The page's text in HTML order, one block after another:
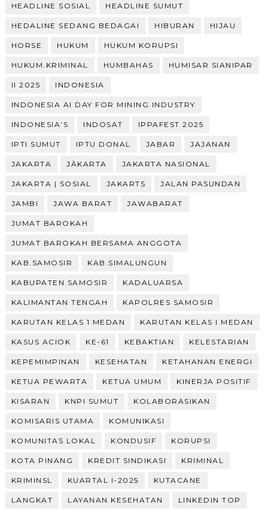
HEADLINE SOSIAL HEADLINE SUMUT
HEDALINE SEDANG BEDAGAI HIBURAN HIJAU
HORSE HUKUM HUKUM KORUPSI
HUKUM.KRIMINAL HUMBAHAS HUMISAR SIANIPAR
II 2025 INDONESIA
INDONESIA AI DAY FOR MINING INDUSTRY
INDONESIA’S INDOSAT IPPAFEST 2025
IPTI SUMUT IPTU DONAL JABAR JAJANAN
JAKARTA JÀKARTA JAKARTA NASIONAL
JAKARTA | SOSIAL JAKARTS JALAN PASUNDAN
JAMBI JAWA BARAT JAWABARAT
JUMAT BAROKAH
JUMAT BAROKAH BERSAMA ANGGOTA
KAB.SAMOSIR KAB.SIMALUNGUN
KABUPATEN SAMOSIR KADALUARSA
KALIMANTAN TENGAH KAPOLRES SAMOSIR
KARUTAN KELAS 1 MEDAN KARUTAN KELAS I MEDAN
KASUS ACIOK KE-61 KEBAKTIAN KELESTARIAN
KEPEMIMPINAN KESEHATAN KETAHANAN ENERGI
KETUA PEWARTA KETUA UMUM KINERJA POSITIF
KISARAN KNPI SUMUT KOLABORASIKAN
KOMISARIS UTAMA KOMUNIKASI
KOMUNITAS LOKAL KONDUSIF KORUPSI
KOTA PINANG KREDIT SINDIKASI KRIMINAL
KRIMINSL KUARTAL I-2025 KUTACANE
LANGKAT LAYANAN KESEHATAN LINKEDIN TOP